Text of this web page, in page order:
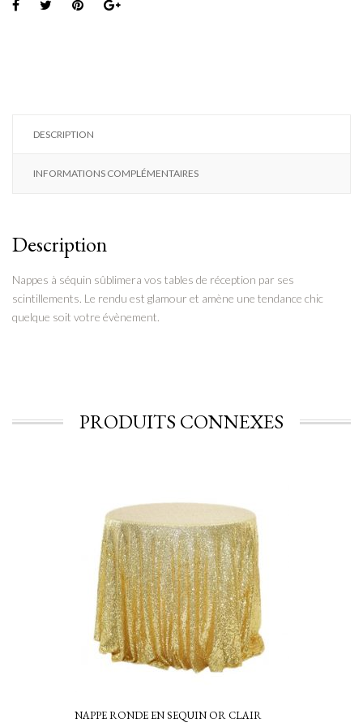
DESCRIPTION
INFORMATIONS COMPLÉMENTAIRES
Description
Nappes à séquin sûblimera vos tables de réception par ses
scintillements. Le rendu est glamour et amène une tendance chic
quelque soit votre évènement.
PRODUITS CONNEXES
NAPPE RONDE EN SEQUIN OR CLAIR